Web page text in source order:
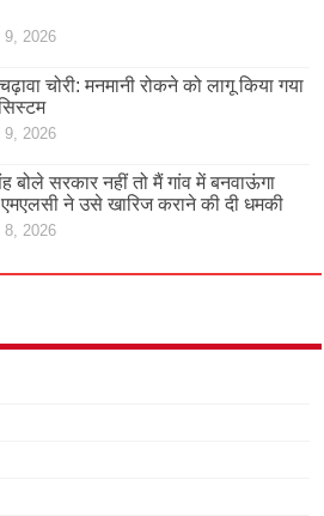
9, 2026
चोरी: मनमानी रोकने को लागू किया गया
9, 2026
बोले सरकार नहीं तो मैं गांव में बनवाऊंगा
ने उसे खारिज कराने की दी धमकी
8, 2026